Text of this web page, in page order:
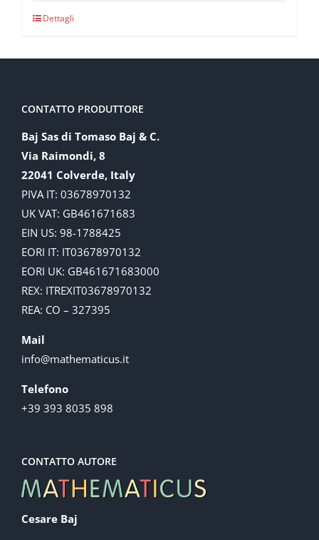
Dettagli
CONTATTO PRODUTTORE
Baj Sas di Tomaso Baj & C.
Via Raimondi, 8
22041 Colverde, Italy
PIVA IT: 03678970132
UK VAT: GB461671683
EIN US: 98-1788425
EORI IT: IT03678970132
EORI UK: GB461671683000
REX: ITREXIT03678970132
REA: CO – 327395
Mail
info@mathematicus.it
Telefono
+39 393 8035 898
CONTATTO AUTORE
Cesare Baj